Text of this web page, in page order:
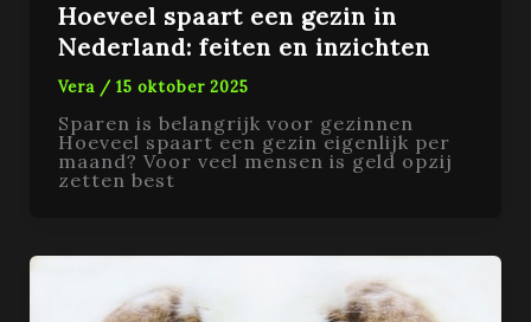
Hoeveel spaart een gezin in
Nederland: feiten en inzichten
Vera / 15 oktober 2025
Sparen is belangrijk voor gezinnen
Hoeveel spaart een gezin eigenlijk per
maand? Voor veel mensen is geld opzij
zetten best